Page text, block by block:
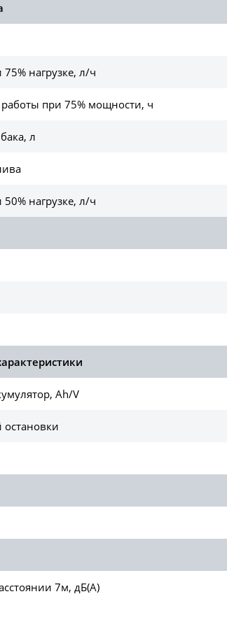
нагрузке, л/ч
при 75% мощности, ч
л
нагрузке, л/ч
Ah/V
7м, дБ(А)